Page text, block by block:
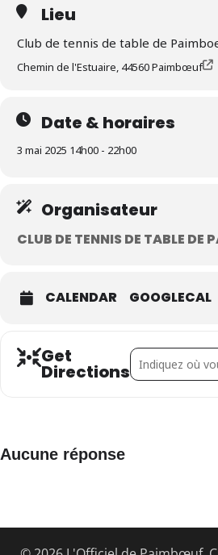
Lieu
Club de tennis de table de
Chemin de l'Estuaire, 44560 Paimbœuf
Date & horaires
3 mai 2025 14h00 - 22h00
Organisateur
CLUB DE TENNIS DE TABLE DE
CALENDAR GOOGLECAL
Get
Directions
Address - Dark
Aucune réponse